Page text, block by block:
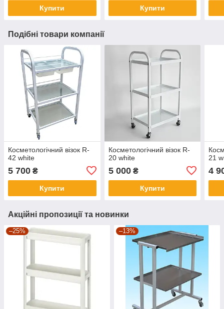
Купити Купити
Подібні товари компанії
Косметологічний візок R-
42 white
5 700 ₴
Купити
Косметологічний візок R-
20 white
5 000₴
Купити
21
4
Акційні пропозиції та новинки
–25% –13%